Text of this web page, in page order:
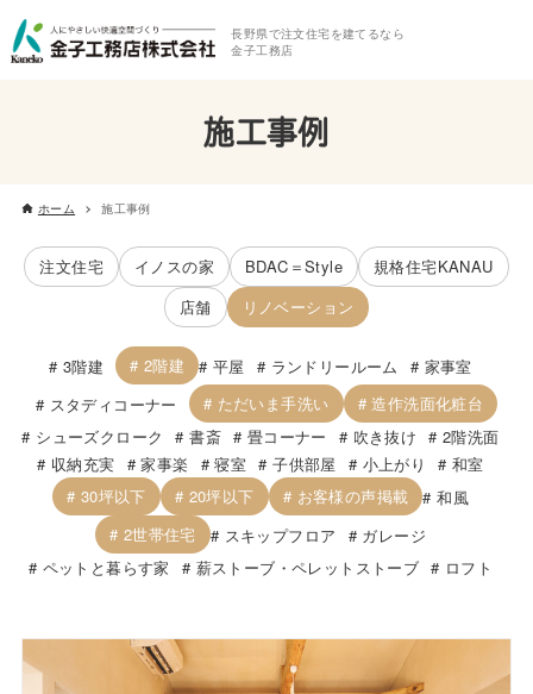
長野県で注文住宅を建てるなら
金子工務店
施工事例
ホーム 施工事例
注文住宅 イノスの家 BDAC＝Style
規格住宅KANAU
店舗
リノベーション
3階建 2階建 平屋 ランドリールーム
家事室
スタディコーナー
ただいま手洗い
造作洗面化粧台
シューズクローク
書斎 畳コーナー 吹き抜け
2階洗面
収納充実
家事楽 寝室 子供部屋 小上がり
和室
30坪以下
20坪以下 お客様の声掲載
和風
2世帯住宅
スキップフロア
ガレージ
ペットと暮らす家
薪ストーブ・ペレットストーブ ロフト